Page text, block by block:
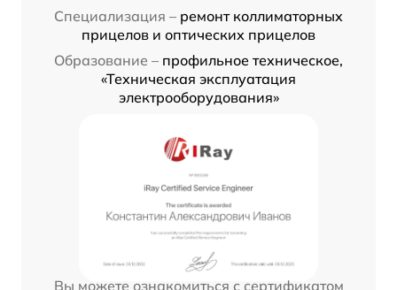
Специализация – ремонт коллиматорных
прицелов и оптических прицелов
Образование – профильное техническое,
«Техническая эксплуатация
электрооборудования»
Вы можете ознакомиться с сертификатом